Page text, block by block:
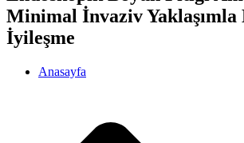
Minimal İnvaziv Yaklaşımla
İyileşme
Anasayfa